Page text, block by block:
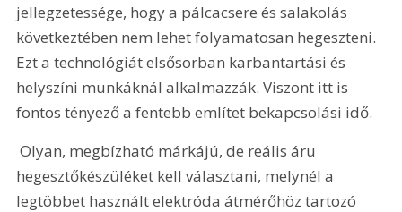
jellegzetessége, hogy a pálcacsere és salakolás
következtében nem lehet folyamatosan hegeszteni.
Ezt a technológiát elsősorban karbantartási és
helyszíni munkáknál alkalmazzák. Viszont itt is
fontos tényező a fentebb említet bekapcsolási idő.
Olyan, megbízható márkájú, de reális áru
hegesztőkészüléket kell választani, melynél a
legtöbbet használt elektróda átmérőhöz tartozó